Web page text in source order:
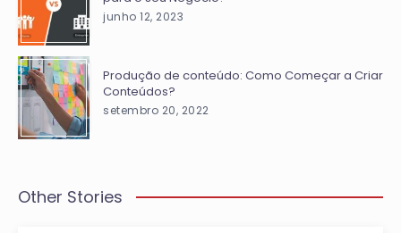
junho 12, 2023
Produção de conteúdo: Como Começar a Criar
Conteúdos?
setembro 20, 2022
Other Stories